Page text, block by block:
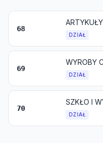
68
DZIAŁ
69
WYROBY
DZIAŁ
70
SZKŁO I
DZIAŁ